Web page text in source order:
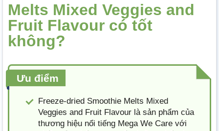
Melts Mixed Veggies and
Fruit Flavour có tốt
không?
Ưu điểm
Freeze-dried Smoothie Melts Mixed
Veggies and Fruit Flavour là sản phẩm của
thương hiệu nổi tiếng Mega We Care với